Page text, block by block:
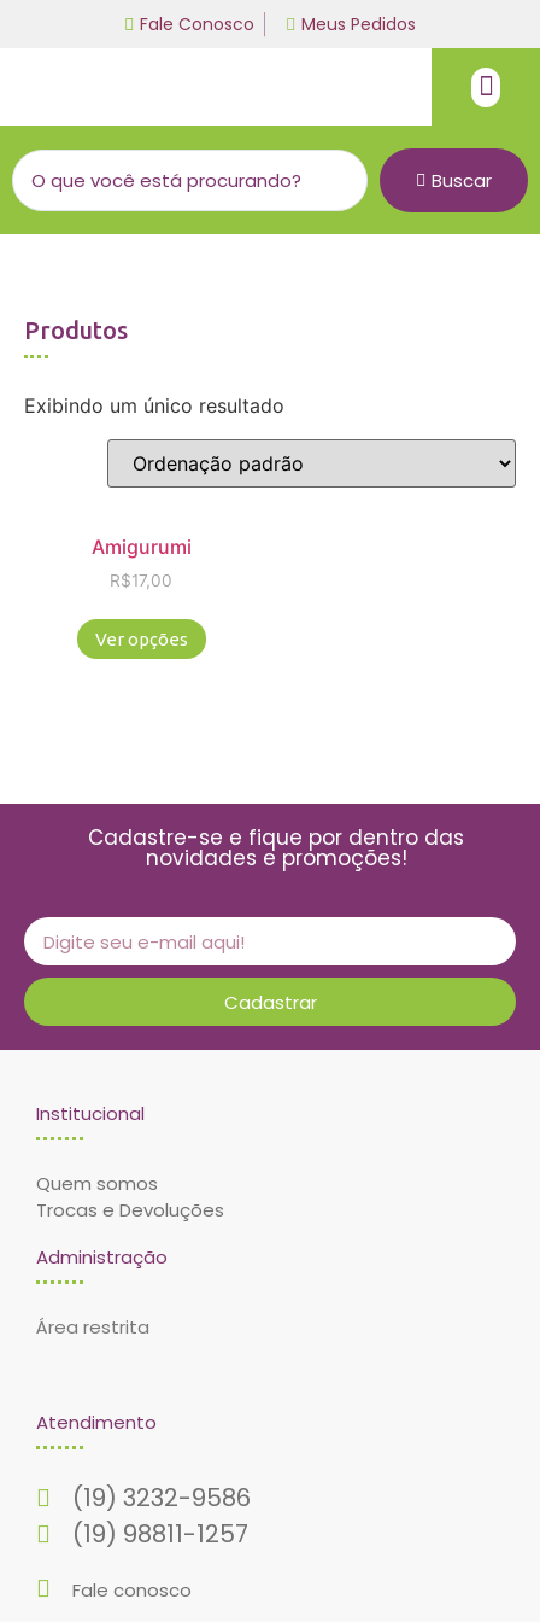
Fale Conosco Meus Pedidos
Buscar
Produtos
Exibindo um único resultado
Amigurumi
R$17,00
Ver opções
Cadastre-se e fique por dentro das
novidades e promoções!
Cadastrar
Institucional
Quem somos
Trocas e Devoluções
Administração
Área restrita
Atendimento
(19) 3232-9586
(19) 98811-1257
Fale conosco